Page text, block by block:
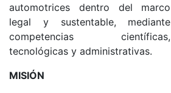
automotrices dentro del marco
legal y sustentable, mediante
competencias científicas,
tecnológicas y administrativas.
MISIÓN